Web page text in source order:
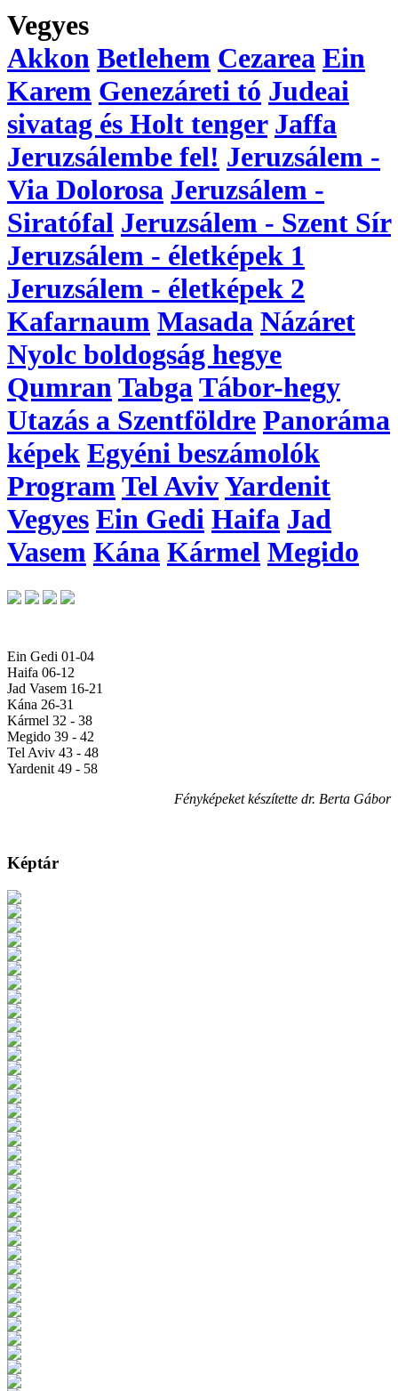
Vegyes
Akkon Betlehem Cezarea Ein
Karem Genezáreti tó Judeai
sivatag és Holt tenger Jaffa
Jeruzsálembe fel! Jeruzsálem -
Via Dolorosa Jeruzsálem -
Siratófal Jeruzsálem - Szent Sír
Jeruzsálem - életképek 1
Jeruzsálem - életképek 2
Kafarnaum Masada Názáret
Nyolc boldogság hegye
Qumran Tabga Tábor-hegy
Utazás a Szentföldre Panoráma
képek Egyéni beszámolók
Program Tel AvivYardenit
Vegyes Ein Gedi Haifa Jad
Vasem Kána Kármel Megido
Ein Gedi 01-04
Haifa 06-12
Jad Vasem 16-21
Kána 26-31
Kármel 32 - 38
Megido 39 - 42
Tel Aviv 43 - 48
Yardenit 49 - 58
Fényképeket készítette dr. Berta Gábor
Képtár